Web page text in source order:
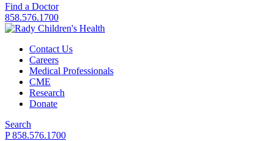
Find a Doctor
858.576.1700
Contact Us
Careers
Medical Professionals
CME
Research
Donate
Search
P 858.576.1700